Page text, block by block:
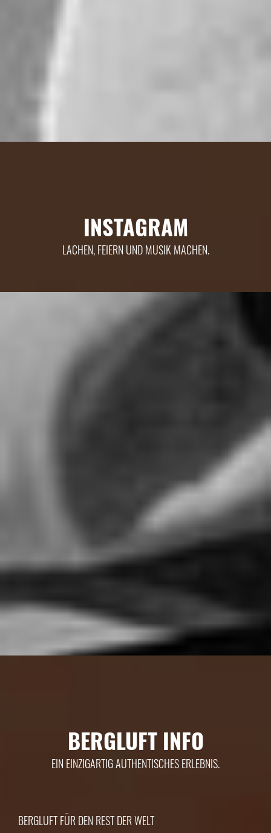
INSTAGRAM
LACHEN, FEIERN UND MUSIK MACHEN.
BERGLUFT INFO
EIN EINZIGARTIG AUTHENTISCHES ERLEBNIS.
BERGLUFT FÜR DEN REST DER WELT